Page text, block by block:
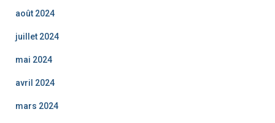
août 2024
juillet 2024
mai 2024
avril 2024
mars 2024